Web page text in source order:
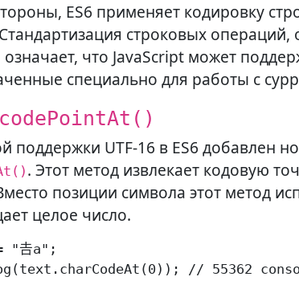
ES6 применяет кодировку
строковых операций,
что JavaScript может
специально для работы с
codePointAt()
поддержки UTF-16 в ES6 добавлен
. Этот метод извлекает кодовую
позиции символа этот метод
целое число.
"𠮷a";
// 55362